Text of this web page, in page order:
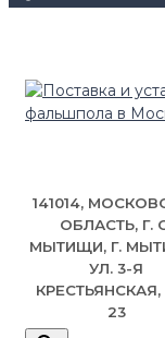
141014,
ОБЛАСТЬ, Г.
МЫТИЩИ, Г.
УЛ. 3-Я
КРЕСТЬЯНСКАЯ,
23